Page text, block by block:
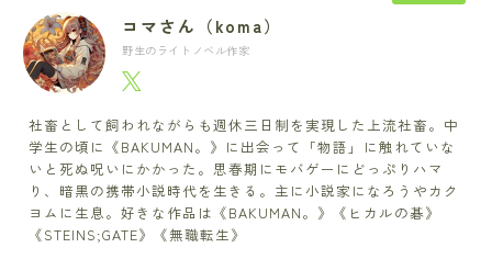
コマさん（koma）
野生のライトノベル作家
社畜として飼われながらも週休三日制を実現した上流社畜。中
学生の頃に《BAKUMAN。》に出会って「物語」に触れていな
いと死ぬ呪いにかかった。思春期にモバゲーにどっぷりハマ
り、暗黒の携帯小説時代を生きる。主に小説家になろうやカク
ヨムに生息。好きな作品は《BAKUMAN。》《ヒカルの碁》
《STEINS;GATE》《無職転生》